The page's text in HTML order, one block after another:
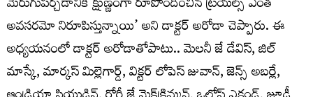
అవసరమో నిరూపిస్తున్నాయి’ అని డాక్టర్‌ అరోడా చెప్పారు. ఈ
అధ్యయనంలో డాక్టర్‌ అరోడాతోపాటు.. మెలనీ జే డేవిస్‌, జిల్‌
మాస్కే, మార్కస్‌ మిల్లెగార్డ్‌, విక్టర్‌ లోపెస్‌ జువాన్‌, జెన్స్‌ అబర్లే,